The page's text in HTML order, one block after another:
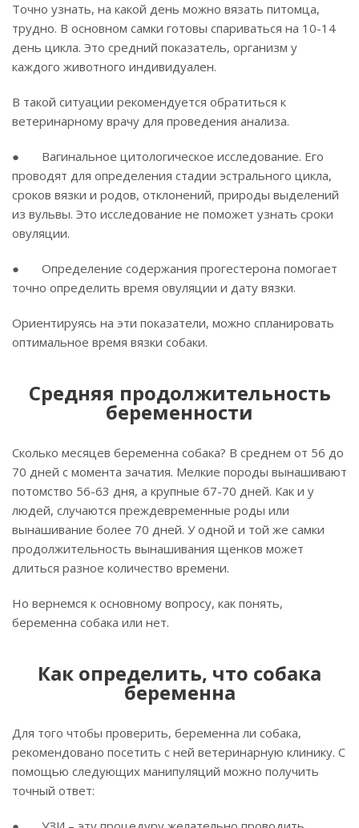
Точно узнать, на какой день можно вязать питомца,
трудно. В основном самки готовы спариваться на 10-14
день цикла. Это средний показатель, организм у
каждого животного индивидуален.
В такой ситуации рекомендуется обратиться к
ветеринарному врачу для проведения анализа.
● Вагинальное цитологическое исследование. Его
проводят для определения стадии эстрального цикла,
сроков вязки и родов, отклонений, природы выделений
из вульвы. Это исследование не поможет узнать сроки
овуляции.
● Определение содержания прогестерона помогает
точно определить время овуляции и дату вязки.
Ориентируясь на эти показатели, можно спланировать
оптимальное время вязки собаки.
Средняя продолжительность
беременности
Сколько месяцев беременна собака? В среднем от 56 до
70 дней с момента зачатия. Мелкие породы вынашивают
потомство 56-63 дня, а крупные 67-70 дней. Как и у
людей, случаются преждевременные роды или
вынашивание более 70 дней. У одной и той же самки
продолжительность вынашивания щенков может
длиться разное количество времени.
Но вернемся к основному вопросу, как понять,
беременна собака или нет.
Как определить, что собака
беременна
Для того чтобы проверить, беременна ли собака,
рекомендовано посетить с ней ветеринарную клинику. С
помощью следующих манипуляций можно получить
точный ответ: